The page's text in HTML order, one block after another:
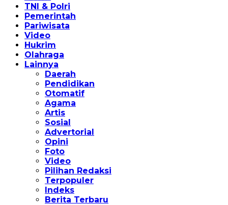
TNI & Polri
Pemerintah
Pariwisata
Video
Hukrim
Olahraga
Lainnya
Daerah
Pendidikan
Otomatif
Agama
Artis
Sosial
Advertorial
Opini
Foto
Video
Pilihan Redaksi
Terpopuler
Indeks
Berita Terbaru